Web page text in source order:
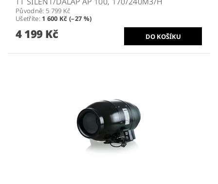
Původně: 5 799 Kč
Ušetříte: 1 600 Kč (–27 %)
4 199 Kč